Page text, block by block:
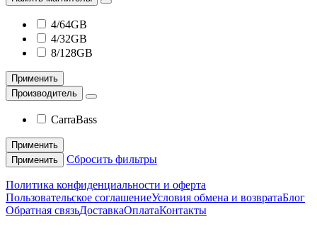
4/64GB
4/32GB
8/128GB
Применить
Производитель
CarraBass
Применить
Применить
Сбросить фильтры
Политика конфиденциальности и оферта
Пользовательское соглашениеУсловия обмена и возвратаБлог
Обратная связьДоставкаОплатаКонтакты